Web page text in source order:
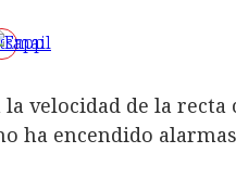
la velocidad de la
ha encendido